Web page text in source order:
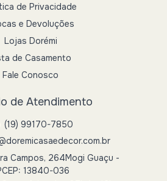
de Privacidade
e Devoluções
Lojas Dorémi
de Casamento
Fale Conosco
de Atendimento
(19) 99170-7850
Campos, 264Mogi Guaçu -
13840-036